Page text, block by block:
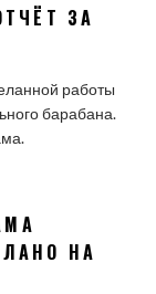
ЗА
работы
барабана.
НА